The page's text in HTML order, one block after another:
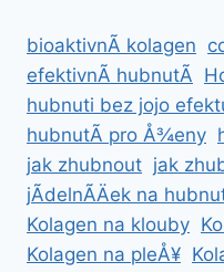
bioaktivnÃ­ kolagen
efektivnÃ­ hubnutÃ­
hubnuti bez jojo
hubnutÃ­ pro Å¾eny
jak zhubnout jak
jÃ­delnÃ­Äek na
Kolagen na klouby
Kolagen na pleÅ¥